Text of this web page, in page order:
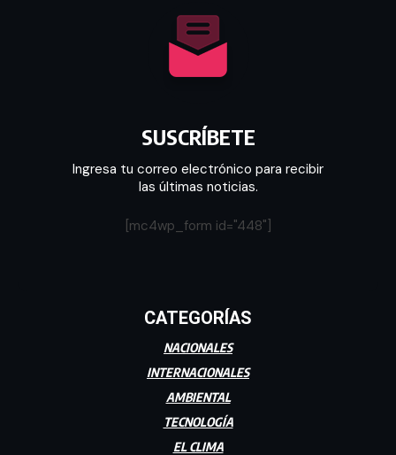
SUSCRÍBETE
Ingresa tu correo electrónico para recibir
las últimas noticias.
[mc4wp_form id="448"]
CATEGORÍAS
NACIONALES
INTERNACIONALES
AMBIENTAL
TECNOLOGÍA
EL CLIMA